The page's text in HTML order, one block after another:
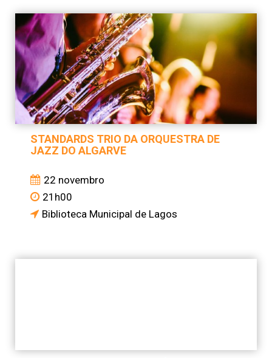
STANDARDS TRIO DA ORQUESTRA DE
JAZZ DO ALGARVE
22 novembro
21h00
Biblioteca Municipal de Lagos